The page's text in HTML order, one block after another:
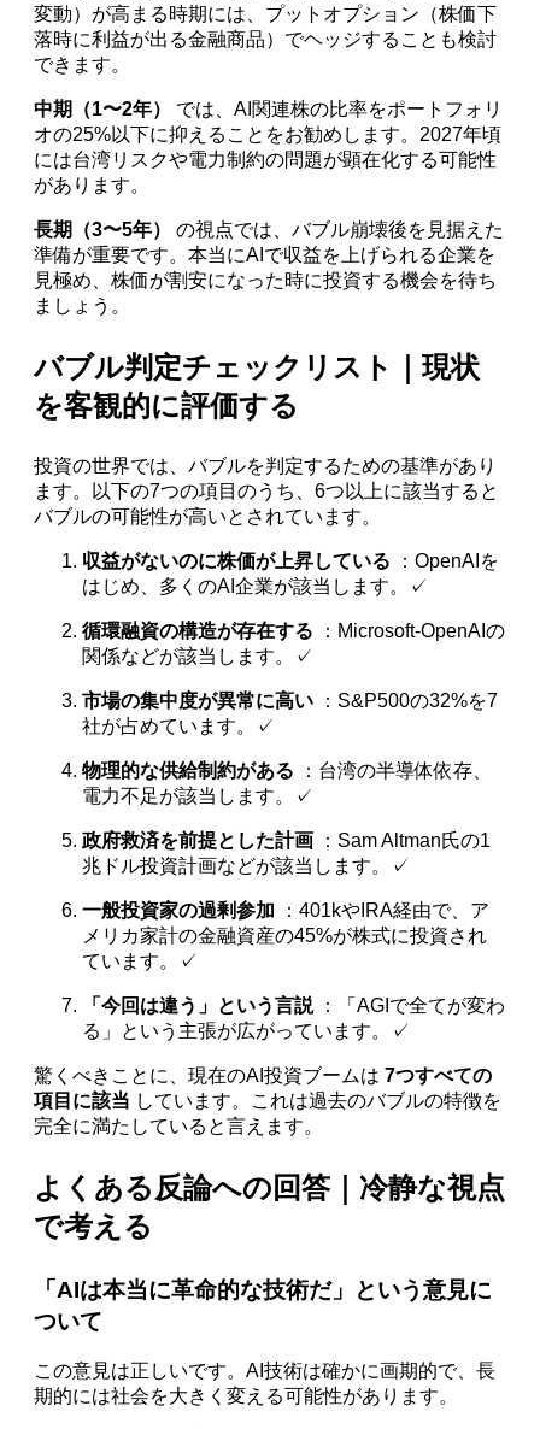
変動）が高まる時期には、プットオプション（株価下
落時に利益が出る金融商品）でヘッジすることも検討
できます。
中期（1〜2年）
では、AI関連株の比率をポートフォリ
オの25%以下に抑えることをお勧めします。2027年頃
には台湾リスクや電力制約の問題が顕在化する可能性
があります。
長期（3〜5年）
の視点では、バブル崩壊後を見据えた
準備が重要です。本当にAIで収益を上げられる企業を
見極め、株価が割安になった時に投資する機会を待ち
ましょう。
バブル判定チェックリスト｜現状
を客観的に評価する
投資の世界では、バブルを判定するための基準があり
ます。以下の7つの項目のうち、6つ以上に該当すると
バブルの可能性が高いとされています。
収益がないのに株価が上昇している ：OpenAIを
はじめ、多くのAI企業が該当します。✓
循環融資の構造が存在する ：Microsoft-OpenAIの
関係などが該当します。✓
市場の集中度が異常に高い ：S&P500の32%を7
社が占めています。✓
物理的な供給制約がある ：台湾の半導体依存、
電力不足が該当します。✓
政府救済を前提とした計画 ：Sam Altman氏の1
兆ドル投資計画などが該当します。✓
一般投資家の過剰参加 ：401kやIRA経由で、ア
メリカ家計の金融資産の45%が株式に投資され
ています。✓
「今回は違う」という言説：「AGIで全てが変わ
る」という主張が広がっています。✓
驚くべきことに、現在のAI投資ブームは7つすべての
項目に該当 しています。これは過去のバブルの特徴を
完全に満たしていると言えます。
よくある反論への回答｜冷静な視点
で考える
「AIは本当に革命的な技術だ」という意見に
ついて
この意見は正しいです。AI技術は確かに画期的で、長
期的には社会を大きく変える可能性があります。